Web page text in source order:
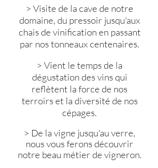
> Visite de la cave de notre
domaine, du pressoir jusqu'aux
chais de vinification en passant
par nos tonneaux centenaires.
> Vient le temps de la
dégustation des vins qui
reflètent la force de nos
terroirs et la diversité de nos
cépages.
> De la vigne jusqu'au verre,
nous vous ferons découvrir
notre beau métier de vigneron.